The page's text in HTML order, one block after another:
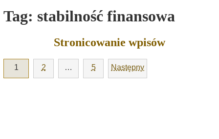
Tag: stabilność finansowa
Stronicowanie wpisów
1 2 … 5 Następny